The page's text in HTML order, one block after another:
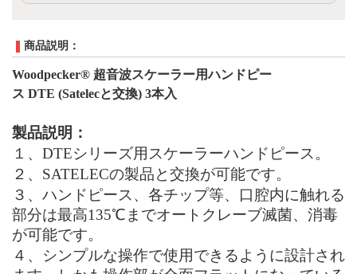
商品説明：
Woodpecker® 超音波スケーラー用ハンドピー
ス DTE (Satelecと交換) 3本入
製品説明：
１、 DTEシリーズ用スケーラーハンドピース。
２、 SATELECの製品と交換が可能です。
３、 ハンドピース 、 各チップ等、 口腔内に触れる
部分は最高135℃ までオートクレーブ滅菌、消毒
が可能です。
４、 シンプルな操作で使用できるように設計され